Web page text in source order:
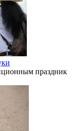
праздник